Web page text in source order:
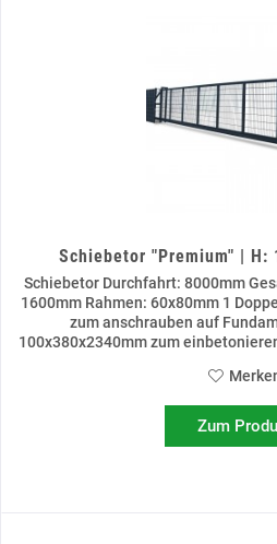
Schiebetor "Premium" |
Schiebetor Durchfahrt: 8000mm
1600mm Rahmen: 60x80mm 1
zum anschrauben auf
100x380x2340mm zum
Zum